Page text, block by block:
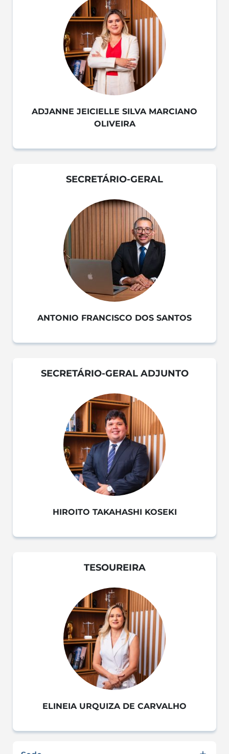
ADJANNE JEICIELLE SILVA MARCIANO
OLIVEIRA
SECRETÁRIO-GERAL
ANTONIO FRANCISCO DOS SANTOS
SECRETÁRIO-GERAL ADJUNTO
HIROITO TAKAHASHI KOSEKI
TESOUREIRA
ELINEIA URQUIZA DE CARVALHO